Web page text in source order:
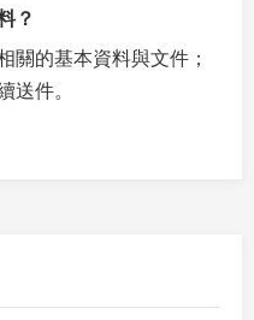
？
關的基本資料與文件；
送件。